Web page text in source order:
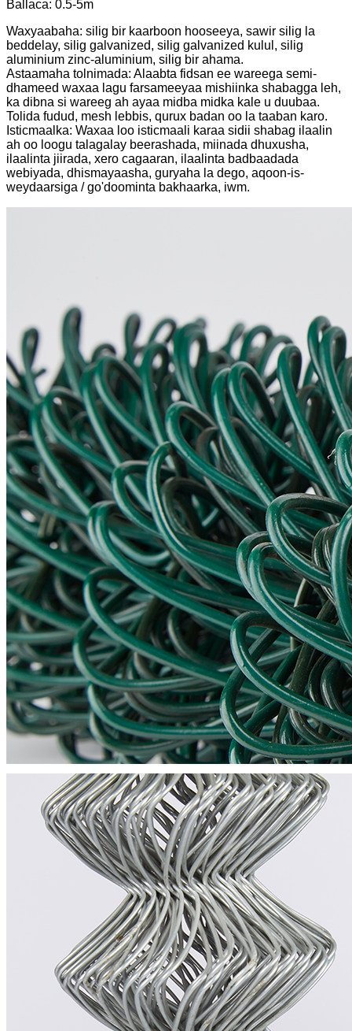
Ballaca: 0.5-5m
Waxyaabaha: silig bir kaarboon hooseeya, sawir silig la
beddelay, silig galvanized, silig galvanized kulul, silig
aluminium zinc-aluminium, silig bir ahama.
Astaamaha tolnimada: Alaabta fidsan ee wareega semi-
dhameed waxaa lagu farsameeyaa mishiinka shabagga leh,
ka dibna si wareeg ah ayaa midba midka kale u duubaa.
Tolida fudud, mesh lebbis, qurux badan oo la taaban karo.
Isticmaalka: Waxaa loo isticmaali karaa sidii shabag ilaalin
ah oo loogu talagalay beerashada, miinada dhuxusha,
ilaalinta jiirada, xero cagaaran, ilaalinta badbaadada
webiyada, dhismayaasha, guryaha la dego, aqoon-is-
weydaarsiga / go'doominta bakhaarka, iwm.